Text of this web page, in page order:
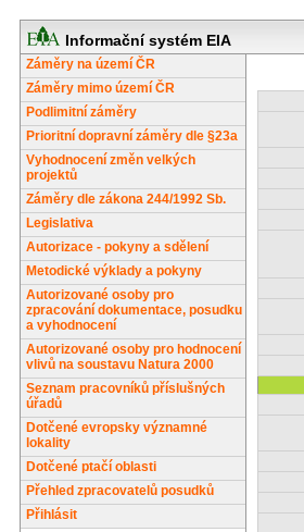
Informační systém EIA
Záměry na území ČR
Záměry mimo území ČR
Podlimitní záměry
Prioritní dopravní záměry dle §23a
Vyhodnocení změn velkých
projektů
Záměry dle zákona 244/1992 Sb.
Legislativa
Autorizace - pokyny a sdělení
Metodické výklady a pokyny
Autorizované osoby pro
zpracování dokumentace, posudku
a vyhodnocení
Autorizované osoby pro hodnocení
vlivů na soustavu Natura 2000
Seznam pracovníků příslušných
úřadů
Dotčené evropsky významné
lokality
Dotčené ptačí oblasti
Přehled zpracovatelů posudků
Přihlásit